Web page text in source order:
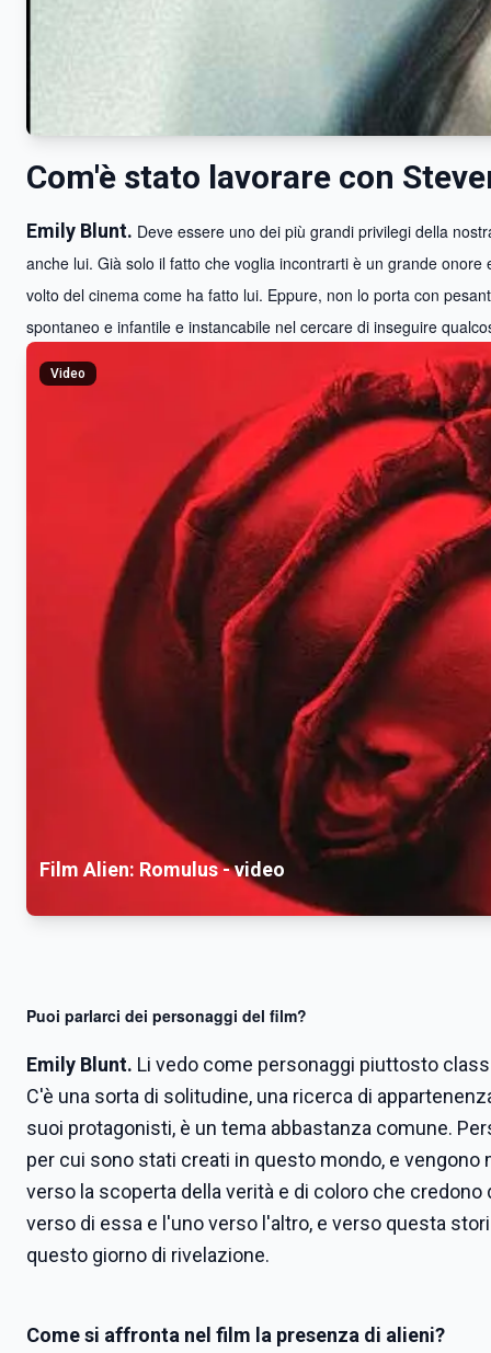
Com'è stato lavorare con
Emily Blunt. Deve essere uno dei più grandi privilegi della
anche lui. Già solo il fatto che voglia incontrarti è un grande
volto del cinema come ha fatto lui. Eppure, non lo porta con
spontaneo e infantile e instancabile nel cercare di inseguire
Video
Film Alien: Romulus - video
Puoi parlarci dei personaggi del film?
Emily Blunt. Li vedo come personaggi piuttosto
C'è una sorta di solitudine, una ricerca di
suoi protagonisti, è un tema abbastanza comune.
per cui sono stati creati in questo mondo, e
verso la scoperta della verità e di coloro che
verso di essa e l'uno verso l'altro, e verso questa
questo giorno di rivelazione.
Come si affronta nel film la presenza di alieni?